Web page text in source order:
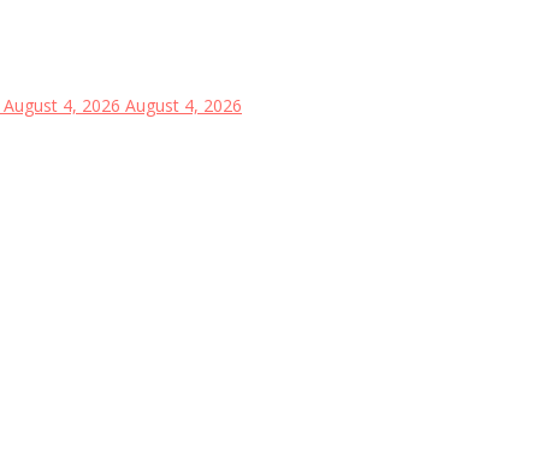
August 4, 2026 August 4, 2026